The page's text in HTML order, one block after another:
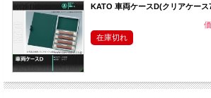
KATO 車両ケースD(クリアケー
在庫切れ